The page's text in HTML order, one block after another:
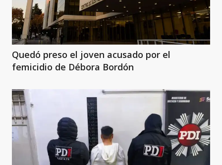
Quedó preso el joven acusado por el
femicidio de Débora Bordón